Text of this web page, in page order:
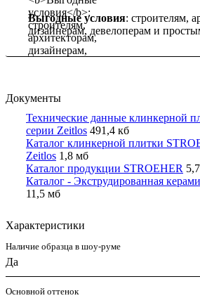
Выгодные условия: строителям,
дизайнерам, девелоперам и
Документы
Технические данные клинкерной
серии Zeitlos 491,4 кб
Каталог клинкерной плитки
Zeitlos 1,8 мб
Каталог продукции STROEHER
Каталог - Экструдированная
11,5 мб
Характеристики
Наличие образца в шоу-руме
Да
Основной оттенок